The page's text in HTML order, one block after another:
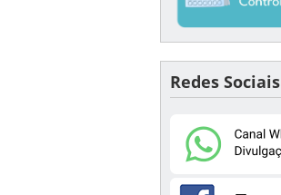
Redes Sociais